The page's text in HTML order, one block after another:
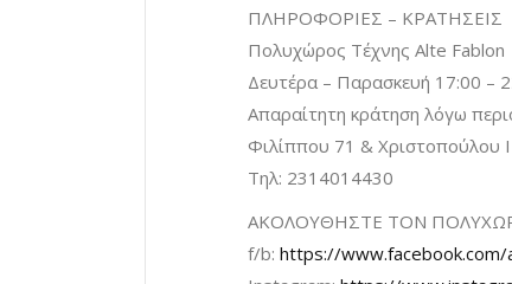
ΠΛΗΡΟΦΟΡΙΕΣ – ΚΡΑΤΗΣΕΙΣ
Πολυχώρος Τέχνης Alte Fablon
Δευτέρα – Παρασκευή 17:00 –
Απαραίτητη κράτηση λόγω
Φιλίππου 71 & Χριστοπούλου
Τηλ: 2314014430
ΑΚΟΛΟΥΘΗΣΤΕ ΤΟΝ
f/b: https://www.facebook.com/